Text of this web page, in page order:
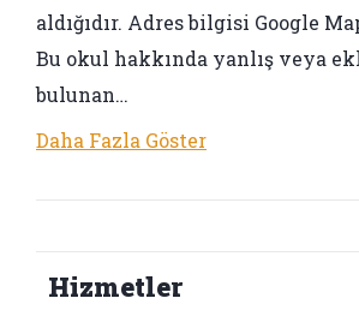
aldığıdır. Adres bilgisi Google
Bu okul hakkında yanlış veya
bulunan…
Daha Fazla Göster
Hizmetler